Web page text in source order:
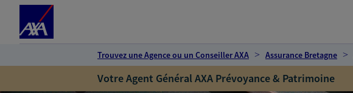
Trouvez une Agence ou un Conseiller AXA Assurance Bretagne
Votre Agent Général AXA Prévoyance & Patrimoine